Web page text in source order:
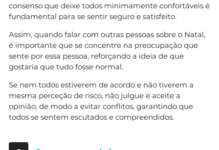
consenso que deixe todos minimamente confortáveis é
fundamental para se sentir seguro e satisfeito.
Assim, quando falar com outras pessoas sobre o Natal,
é importante que se concentre na preocupação que
sente por essa pessoa, reforçando a ideia de que
gostaria que tudo fosse normal.
Se nem todos estiverem de acordo e não tiverem a
mesma perceção de risco, não julgue e aceite a
opinião, de modo a evitar conflitos, garantindo que
todos se sentem escutados e compreendidos.